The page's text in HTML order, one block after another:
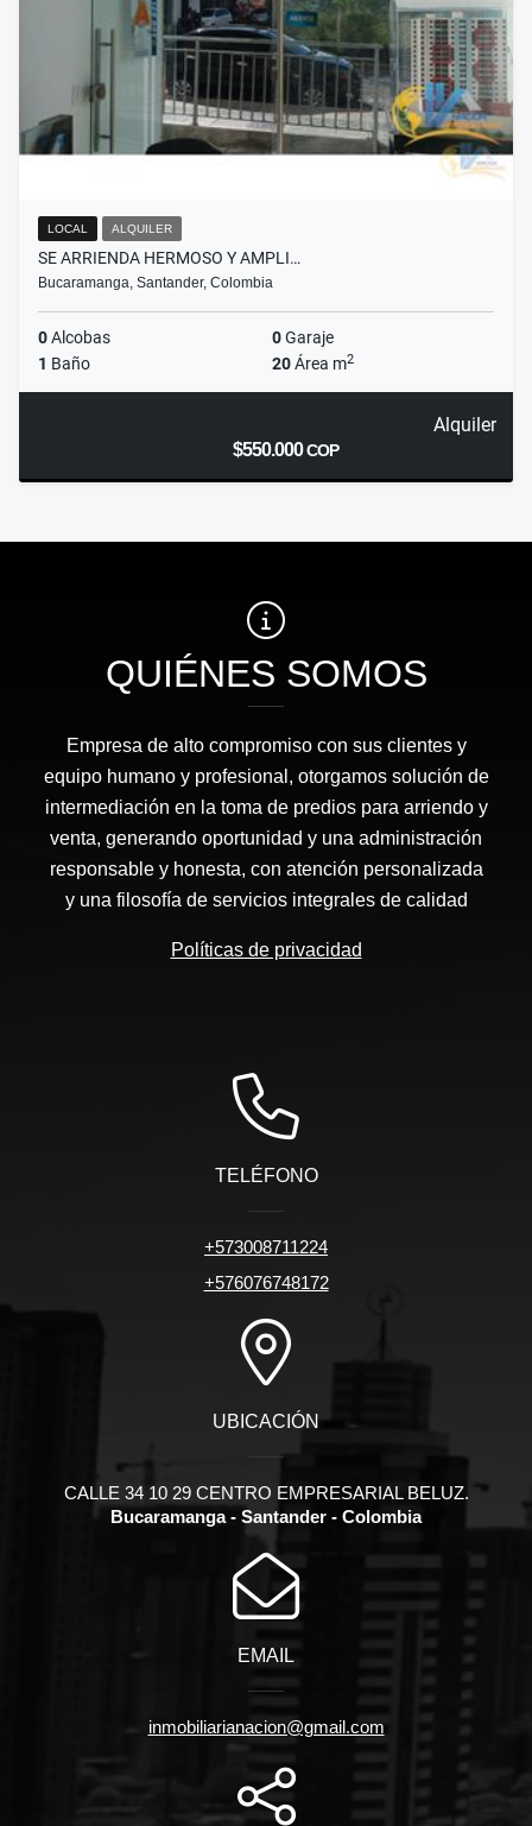
LOCAL ALQUILER
SE ARRIENDA HERMOSO Y AMPLI…
Bucaramanga, Santander, Colombia
0Alcobas 0Garaje
1 Baño 20Área m2
Alquiler
$550.000COP
QUIÉNES SOMOS
Empresa de alto compromiso con sus clientes y
equipo humano y profesional, otorgamos solución de
intermediación en la toma de predios para arriendo y
venta, generando oportunidad y una administración
responsable y honesta, con atención personalizada
y una filosofía de servicios integrales de calidad
Políticas de privacidad
TELÉFONO
+573008711224
+576076748172
UBICACIÓN
CALLE 34 10 29 CENTRO EMPRESARIAL BELUZ.
Bucaramanga - Santander - Colombia
EMAIL
inmobiliarianacion@gmail.com